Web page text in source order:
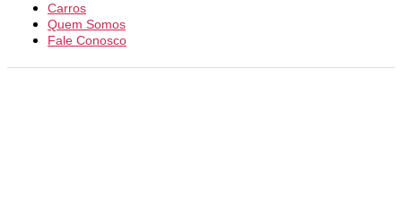
Carros
Quem Somos
Fale Conosco